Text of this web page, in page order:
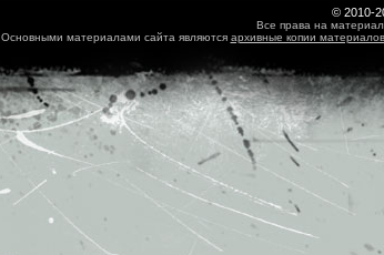
© 2010-
Все права на
Основными материалами сайта являются архивные копии материалов